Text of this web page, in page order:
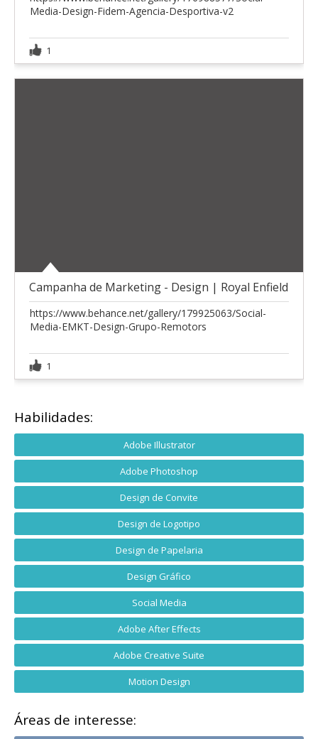
Media-Design-Fidem-Agencia-Desportiva-v2
1
Campanha de Marketing - Design | Royal Enfield
https://www.behance.net/gallery/179925063/Social-
Media-EMKT-Design-Grupo-Remotors
1
Habilidades:
Adobe Illustrator
Adobe Photoshop
Design de Convite
Design de Logotipo
Design de Papelaria
Design Gráfico
Social Media
Adobe After Effects
Adobe Creative Suite
Motion Design
Áreas de interesse: